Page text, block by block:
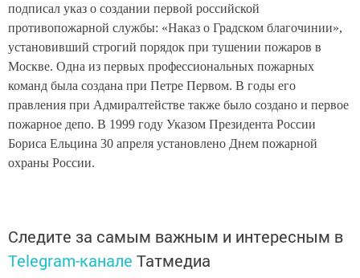
подписал указ о создании первой российской
противопожарной службы: «Наказ о Градском благочинии»,
установивший строгий порядок при тушении пожаров в
Москве. Одна из первых профессиональных пожарных
команд была создана при Петре Первом. В годы его
правления при Адмиралтействе также было создано и первое
пожарное депо. В 1999 году Указом Президента России
Бориса Ельцина 30 апреля установлено Днем пожарной
охраны России.
Следите за самым важным и интересным в
Telegram-канале Татмедиа